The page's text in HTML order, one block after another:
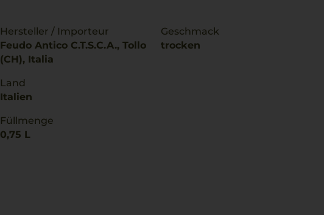
Hersteller / Importeur
Feudo Antico C.T.S.C.A., Tollo
(CH), Italia
Land
Italien
Füllmenge
0,75 L
Geschmack
trocken